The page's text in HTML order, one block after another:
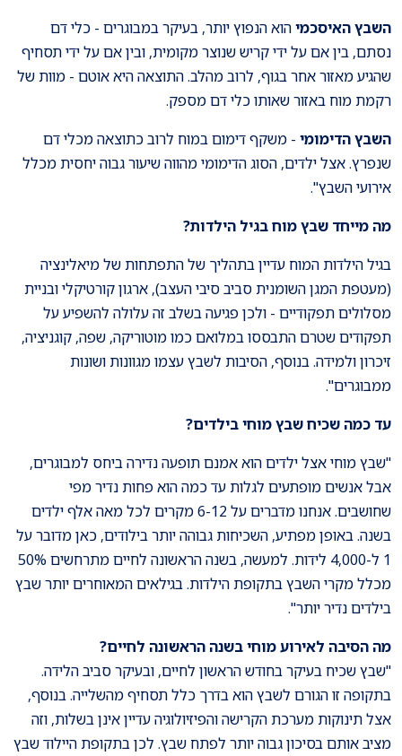
השבץ האיסכמיהוא הנפוץ יותר, בעיקר במבוגרים - כלי דם
נסתם, בין אם על ידי קריש שנוצר מקומית, ובין אם על ידי תסחיף
שהגיע מאזור אחר בגוף, לרוב מהלב. התוצאה היא אוטם - מוות של
רקמת מוח באזור שאותו כלי דם מספק.
השבץ הדימומי - משקף דימום במוח לרוב כתוצאה מכלי דם
שנפרץ. אצל ילדים, הסוג הדימומי מהווה שיעור גבוה יחסית מכלל
אירועי השבץ".
מה מייחד שבץ מוח בגיל הילדות?
בגיל הילדות המוח עדיין בתהליך של התפתחות של מיאלינציה
(מעטפת המגן השומנית סביב סיבי העצב), ארגון קורטיקלי ובניית
מסלולים תפקודיים - ולכן פגיעה בשלב זה עלולה להשפיע על
תפקודים שטרם התבססו במלואם כמו מוטוריקה, שפה, קוגניציה,
זיכרון ולמידה. בנוסף, הסיבות לשבץ עצמו מגוונות ושונות
ממבוגרים".
עד כמה שכיח שבץ מוחי בילדים?
"שבץ מוחי אצל ילדים הוא אמנם תופעה נדירה ביחס למבוגרים,
אבל אנשים מופתעים לגלות עד כמה הוא פחות נדיר מפי
שחושבים. אנחנו מדברים על 6-12 מקרים לכל מאה אלף ילדים
בשנה. באופן מפתיע, השכיחות גבוהה יותר בילודים, כאן מדובר על
1 ל-4,000 לידות. למעשה, בשנה הראשונה לחיים מתרחשים 50%
מכלל מקרי השבץ בתקופת הילדות. בגילאים המאוחרים יותר שבץ
בילדים נדיר יותר".
מה הסיבה לאירוע מוחי בשנה הראשונה לחיים?
"שבץ שכיח בעיקר בחודש הראשון לחיים, ובעיקר סביב הלידה.
בתקופה זו הגורם לשבץ הוא בדרך כלל תסחיף מהשלייה. בנוסף,
אצל תינוקות מערכת הקרישה והפיזיולוגיה עדיין אינן בשלות, וזה
מציב אותם בסיכון גבוה יותר לפתח שבץ. לכן בתקופת היילוד שבץ